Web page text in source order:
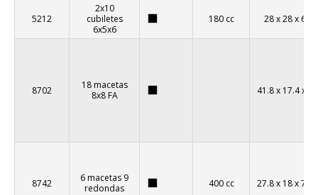
5212
2x10
cubiletes
6x5x6
180 cc 28 x 28 x 6
8702
18 macetas
8x8 FA
41.8 x 17.4 x 4
8742
6 macetas 9
redondas
400 cc 27.8 x 18 x 7.3